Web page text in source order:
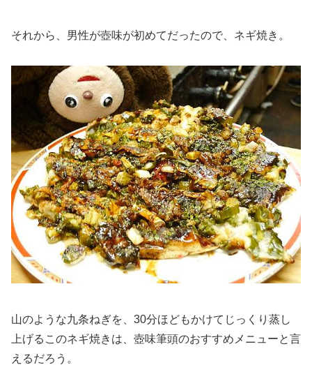
それから、男性が壺味が初めてだったので、ネギ焼き。
山のような九条ねぎを、30分ほどもかけてじっくり蒸し
上げるこのネギ焼きは、壺味筆頭のおすすめメニューと言
えるだろう。